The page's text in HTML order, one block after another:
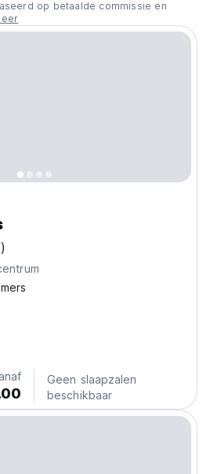
op betaalde commissie en
Geen slaapzalen
beschikbaar